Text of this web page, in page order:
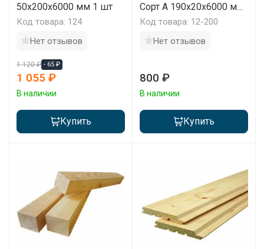
50х200х6000 мм 1 шт
Код товара: 124
Нет отзывов
1 120 ₽ - 65 ₽
1 055 ₽
В наличии
Купить
Сорт А 190х20х6000 мм
1 м2
Код товара: 12-200
Нет отзывов
800 ₽
В наличии
Купить